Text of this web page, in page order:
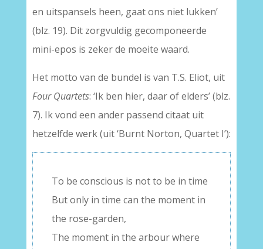
en uitspansels heen, gaat ons niet lukken’
(blz. 19). Dit zorgvuldig gecomponeerde
mini-epos is zeker de moeite waard.
Het motto van de bundel is van T.S. Eliot, uit
Four Quartets: ‘Ik ben hier, daar of elders’ (blz.
7). Ik vond een ander passend citaat uit
hetzelfde werk (uit ‘Burnt Norton, Quartet I’):
To be conscious is not to be in time
But only in time can the moment in
the rose-garden,
The moment in the arbour where